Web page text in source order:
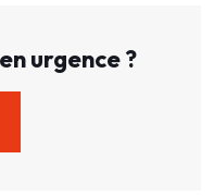
urgence ?